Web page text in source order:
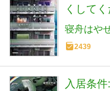
くして
寝舟はや
2439
入居条